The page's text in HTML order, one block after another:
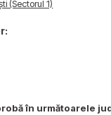
(Sectorul 1)
în următoarele